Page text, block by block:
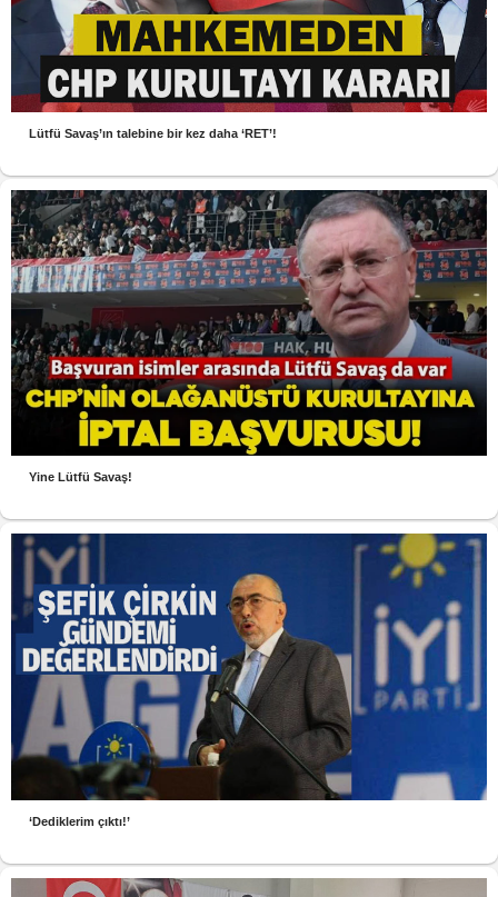
Lütfü Savaş’ın talebine bir kez daha ‘RET’!
Yine Lütfü Savaş!
‘Dediklerim çıktı!’